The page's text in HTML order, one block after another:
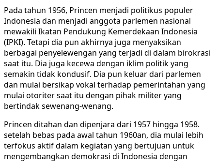
Pada tahun 1956, Princen menjadi politikus populer
Indonesia dan menjadi anggota parlemen nasional
mewakili Ikatan Pendukung Kemerdekaan Indonesia
(IPKI). Tetapi dia pun akhirnya juga menyaksikan
berbagai penyelewengan yang terjadi di dalam birokrasi
saat itu. Dia juga kecewa dengan iklim politik yang
semakin tidak kondusif. Dia pun keluar dari parlemen
dan mulai bersikap vokal terhadap pemerintahan yang
mulai otoriter saat itu dengan pihak militer yang
bertindak sewenang-wenang.
Princen ditahan dan dipenjara dari 1957 hingga 1958.
setelah bebas pada awal tahun 1960an, dia mulai lebih
terfokus aktif dalam kegiatan yang bertujuan untuk
mengembangkan demokrasi di Indonesia dengan